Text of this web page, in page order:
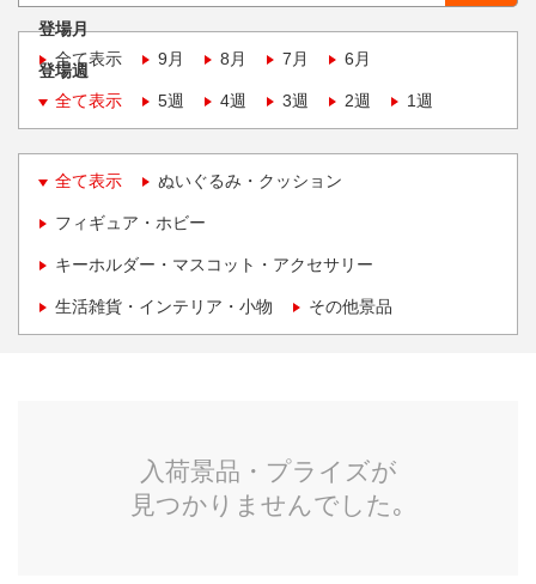
登場月
全て表示
9月 8月 7月 6月
登場週
全て表示
5週 4週 3週 2週 1週
全て表示 ぬいぐるみ・クッション
フィギュア・ホビー
キーホルダー・マスコット・アクセサリー
生活雑貨・インテリア・小物 その他景品